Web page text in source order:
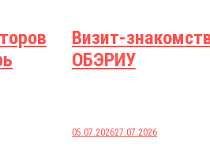
Визит-
ОБЭРИУ
05.07.202627.07.2026